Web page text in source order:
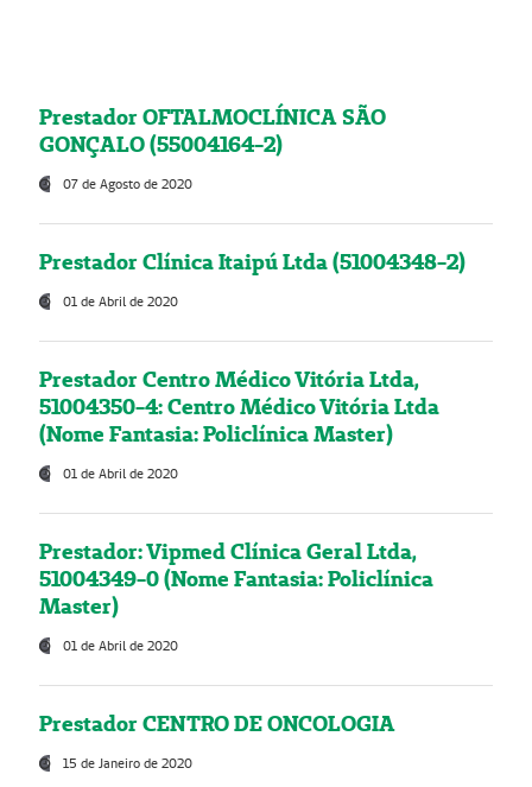
Prestador OFTALMOCLÍNICA SÃO
GONÇALO (55004164-2)
07 de Agosto de 2020
Prestador Clínica Itaipú Ltda (51004348-2)
01 de Abril de 2020
Prestador Centro Médico Vitória Ltda,
51004350-4: Centro Médico Vitória Ltda
(Nome Fantasia: Policlínica Master)
01 de Abril de 2020
Prestador: Vipmed Clínica Geral Ltda,
51004349-0 (Nome Fantasia: Policlínica
Master)
01 de Abril de 2020
Prestador CENTRO DE ONCOLOGIA
15 de Janeiro de 2020